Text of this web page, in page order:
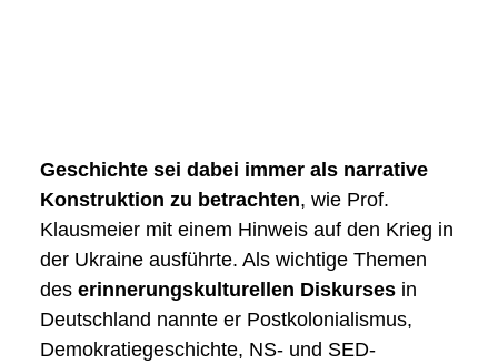
NEWS
ÜBER UNS
TEAM
BEIRAT & MITGLIEDER
ENTSTEHUNG
FORSCHUNG & PROJEKTE
Geschichte sei dabei immer als narrative
Konstruktion zu betrachten, wie Prof.
Klausmeier mit einem Hinweis auf den Krieg in
der Ukraine ausführte. Als wichtige Themen
des erinnerungskulturellen Diskursesin
Deutschland nannte er Postkolonialismus,
Demokratiegeschichte, NS- und SED-